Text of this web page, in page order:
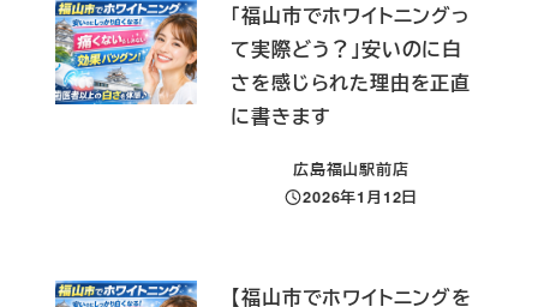
「福山市でホワイトニングっ
て実際どう？」安いのに白
さを感じられた理由を正直
に書きます
広島福山駅前店
投稿日
2026年1月12日
【福山市でホワイトニングを